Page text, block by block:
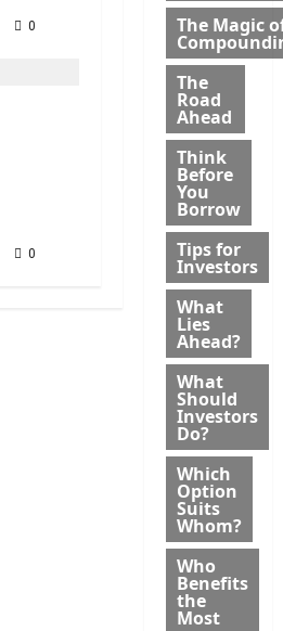
0
0
The Magic
The
Road
Ahead
Think
Before
You
Borrow
Tips for
Investors
What
Lies
Ahead?
What
Should
Investors
Do?
Which
Option
Suits
Whom?
Who
Benefits
the
Most